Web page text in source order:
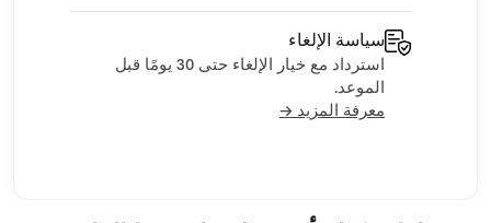
سياسة الإلغاء
استرداد مع خيار الإلغاء حتى 30 يومًا قبل
الموعد.
معرفة المزيد →